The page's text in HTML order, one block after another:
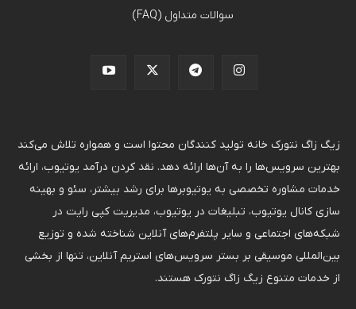
سوالات متداول (FAQ)
زیگ زاگ نتورک خانه تولید کنندگان محتوا است و همواره تلاش می‌کند
بهترین سرویس‌ها را به آن‌ها ارائه دهد. نقد کردن درآمد یوتیوب، ارائه
خدمات مشاوره تخصصی به یوتیوبرها برای رشد بیشتر، سئو و بهینه
سازی کانال یوتیوب، تبلیغات در یوتیوب، مدیریت کپی رایت در
شبکه‌های اجتماعی و سایر پلتفرم‌های آنلاین شناخته شده و توزیع
بین‌المللی موسیقی بر بستر سرویس‌های استریم آنلاین، تنها از بخشی
از خدمات متنوع زیگ زاگ نتورک هستند.